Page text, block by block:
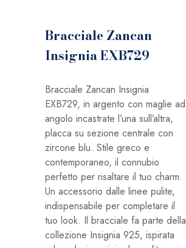
Bracciale Zancan
Insignia EXB729
Bracciale Zancan Insignia
EXB729, in argento con maglie ad
angolo incastrate l’una sull’altra,
placca su sezione centrale con
zircone blu. Stile greco e
contemporaneo, il connubio
perfetto per risaltare il tuo charm.
Un accessorio dalle linee pulite,
indispensabile per completare il
tuo look. Il bracciale fa parte della
collezione Insignia 925, ispirata